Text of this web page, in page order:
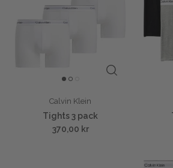
Calvin Klein
Tights 3 pack
370,00 kr